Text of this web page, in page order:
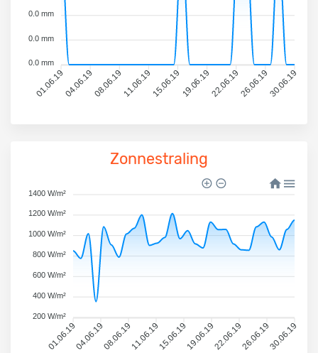
01.06.1904.06.1908.06.1911.06.1915.06.1919.06.1922.06.1926.06.1930.06.19
0.0 mm
0.0 mm
0.0 mm
Zonnestraling
01.06.1904.06.1908.06.1911.06.1915.06.1919.06.1922.06.1926.06.1930.06.19
1400 W/m²
1200 W/m²
1000 W/m²
800 W/m²
600 W/m²
400 W/m²
200 W/m²